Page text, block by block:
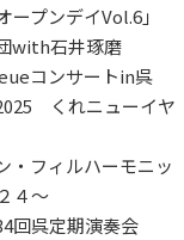
ープンデイVol.6」
with石井琢磨
コンサートin呉
くれニューイヤ
フィルハーモニッ
４～
呉定期演奏会